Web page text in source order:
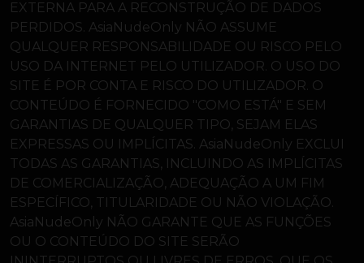
EXTERNA PARA A RECONSTRUÇÃO DE DADOS
PERDIDOS. AsiaNudeOnly NÃO ASSUME
QUALQUER RESPONSABILIDADE OU RISCO PELO
USO DA INTERNET PELO UTILIZADOR. O USO DO
SITE É POR CONTA E RISCO DO UTILIZADOR. O
CONTEÚDO É FORNECIDO "COMO ESTÁ" E SEM
GARANTIAS DE QUALQUER TIPO, SEJAM ELAS
EXPRESSAS OU IMPLÍCITAS. AsiaNudeOnly EXCLUI
TODAS AS GARANTIAS, INCLUINDO AS IMPLÍCITAS
DE COMERCIALIZAÇÃO, ADEQUAÇÃO A UM FIM
ESPECÍFICO, TITULARIDADE OU NÃO VIOLAÇÃO.
AsiaNudeOnly NÃO GARANTE QUE AS FUNÇÕES
OU O CONTEÚDO DO SITE SERÃO